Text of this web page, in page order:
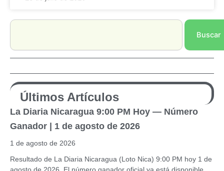
Search
Buscar
Últimos Artículos
La Diaria Nicaragua 9:00 PM Hoy — Número
Ganador | 1 de agosto de 2026
1 de agosto de 2026
Resultado de La Diaria Nicaragua (Loto Nica) 9:00 PM hoy 1 de
agosto de 2026. El número ganador oficial ya está disponible.